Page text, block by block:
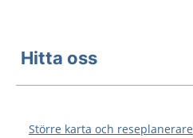
Hitta oss
Större karta och reseplanerare